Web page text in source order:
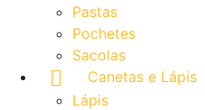
Pastas
Pochetes
Sacolas
Canetas e Lápis
Lápis